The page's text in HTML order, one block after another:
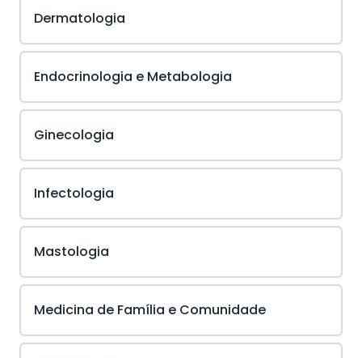
Dermatologia
Endocrinologia e Metabologia
Ginecologia
Infectologia
Mastologia
Medicina de Família e Comunidade